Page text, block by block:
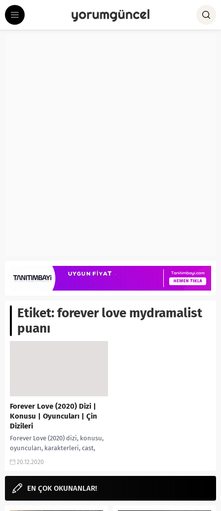
Etiket:forever love mydramalist
puanı
Forever Love (2020) Dizi |
Konusu | Oyuncuları | Çin
Dizileri
Forever Love (2020) dizi, konusu,
oyuncuları, karakterleri, cast,
yorumları, incelemesi, yeni
puanı, fragmanı, Çin Dizileri,
izle...
20.12.2020
EN ÇOK OKUNANLAR!